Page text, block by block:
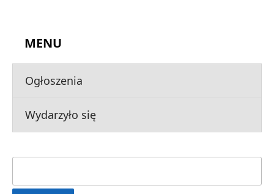
MENU
Ogłoszenia
Wydarzyło się